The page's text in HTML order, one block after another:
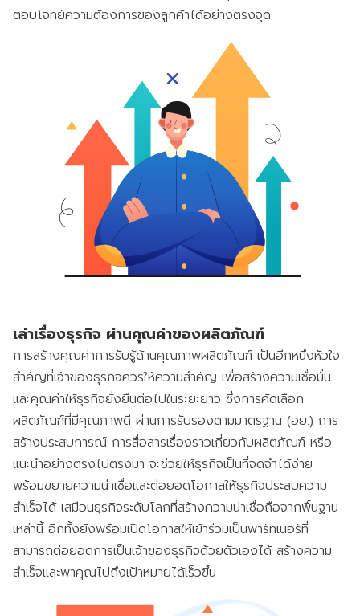
ตอบโจทย์ความต้องการของลูกค้าได้อย่างตรงจุด
เล่าเรื่องธุรกิจ ผ่านคุณค่าของผลิตภัณฑ์
การสร้างคุณค่าการรับรู้ด้านคุณภาพผลิตภัณฑ์ เป็นอีกหนึ่งหัวใจ
สำคัญที่เจ้าของธุรกิจควรให้ความสำคัญ เพื่อสร้างความเชื่อมั่น
และคุณค่าให้ธุรกิจยั่งยืนต่อไปในระยะยาว ซึ่งการคัดเลือก
ผลิตภัณฑ์ที่มีคุณภาพดี ผ่านการรับรองตามมาตรฐาน (อย.) การ
สร้างประสบการณ์ การสื่อสารเรื่องราวเกี่ยวกับผลิตภัณฑ์ หรือ
แนะนำอย่างตรงไปตรงมา จะช่วยให้ธุรกิจเป็นที่จดจำได้ง่าย
พร้อมขยายความน่าเชื่อและต่อยอดโอกาสให้ธุรกิจประสบความ
สำเร็จได้ เสมือนธุรกิจระดับโลกที่สร้างความน่าเชื่อถือจากพื้นฐาน
เหล่านี้ อีกทั้งยังพร้อมเปิดโอกาสให้เข้าร่วมเป็นพาร์ทเนอร์ที่
สามารถต่อยอดการเป็นเจ้าของธุรกิจด้วยตัวเองได้ สร้างความ
สำเร็จและพาคุณไปถึงเป้าหมายได้เร็วขึ้น